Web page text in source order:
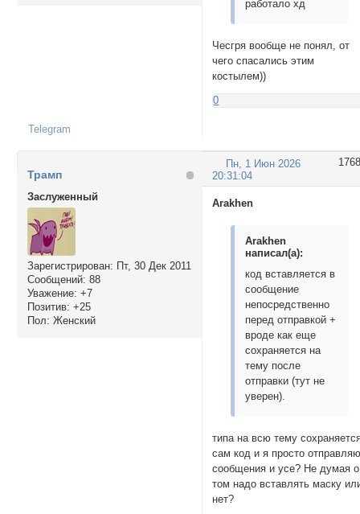
работало хд
Чесгря вообще не понял, от
чего спасались этим
костылем))
0
Telegram
1768
Пн, 1 Июн 2026
20:31:04
Трамп
Заслуженный
Зарегистрирован: Пт, 30 Дек 2011
Сообщений: 88
Уважение: +7
Позитив: +25
Пол: Женский
Arakhen
Arakhen
написал(а):
код вставляется в
сообщение
непосредственно
перед отправкой +
вроде как еще
сохраняется на
тему после
отправки (тут не
уверен).
типа на всю тему
сам код и я просто
сообщения и усе? Не думая о
том надо вставлять маску
нет?